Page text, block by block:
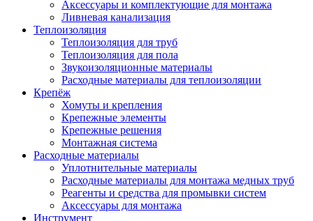
Аксессуары и комплектующие для монтажа
Ливневая канализация
Теплоизоляция
Теплоизоляция для труб
Теплоизоляция для пола
Звукоизоляционные материалы
Расходные материалы для теплоизоляции
Крепёж
Хомуты и крепления
Крепежные элементы
Крепежные решения
Монтажная система
Расходные материалы
Уплотнительные материалы
Расходные материалы для монтажа медных труб
Реагенты и средства для промывки систем
Аксессуары для монтажа
Инструмент